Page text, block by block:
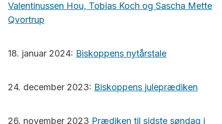
Valentinussen Hou, Tobias Koch og Sascha Mette
Qvortrup
18. januar 2024: Biskoppens nytårstale
24. december 2023: Biskoppens juleprædiken
26. november 2023 Prædiken til sidste søndag i